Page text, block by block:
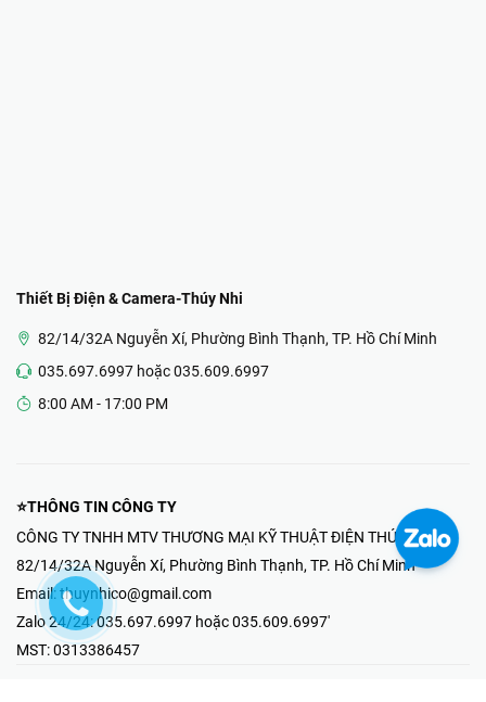
Thiết Bị Điện & Camera-Thúy Nhi
82/14/32A Nguyễn Xí, Phường Bình Thạnh, TP. Hồ Chí Minh
035.697.6997 hoặc 035.609.6997
8:00 AM - 17:00 PM
⭐THÔNG TIN CÔNG TY
CÔNG TY TNHH MTV THƯƠNG MẠI KỸ THUẬT ĐIỆN THÚY NHI
82/14/32A Nguyễn Xí, Phường Bình Thạnh, TP. Hồ Chí Minh
Email: thuynhico@gmail.com
Zalo 24/24:035.697.6997 hoặc 035.609.6997'
MST:0313386457